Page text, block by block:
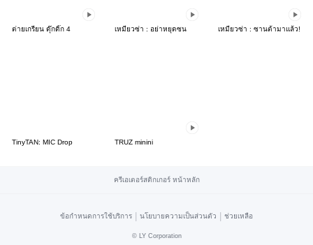
ต่ายเกรียน ดุ๊กดิ๊ก 4 เหมียวซ่า : อย่าหยุดซน เหมียวซ่า : ซานต้ามาแล้ว!
TinyTAN: MIC Drop TRUZ minini
ครีเอเตอร์สติกเกอร์ หน้าหลัก
ข้อกำหนดการใช้บริการ | นโยบายความเป็นส่วนตัว | ช่วยเหลือ
© LY Corporation